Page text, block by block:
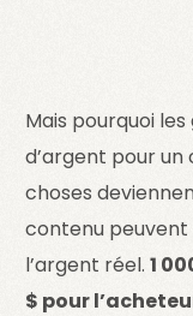
Mais pourquoi
d’argent pour un
choses
contenu
l’argent réel.1
$ pour